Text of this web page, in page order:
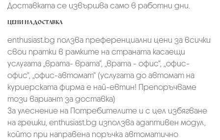
Доставката се извършва само в работни дни.
ЦЕНИ НА ДОСТАВКА
enthusiast.bg ползва преференциални цени за всички
свои пратки в рамките на страната касаещи
услугата „врата- врата“, „врата - офис“, „oфис-
офис“, „офис-автомат“ (услугата до автомат на
куриерската фирма е най-евтин! Препоръчваме
този вариант за доставка)
За улеснение на Потребителите и с цел избягване
на грешки, enthusiast.bg използва адаптивен модул,
който при направена поръчка автоматично